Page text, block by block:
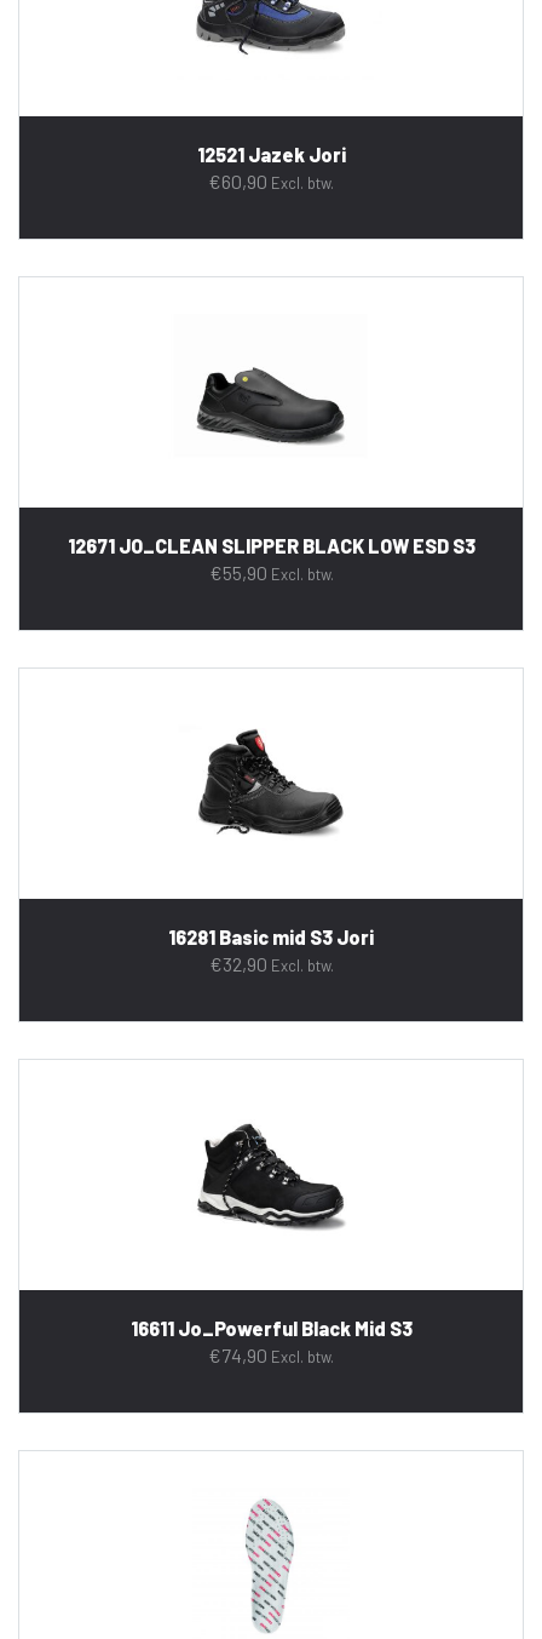
12521 Jazek Jori
€60,90 Excl. btw.
12671 JO_CLEAN SLIPPER BLACK LOW ESD S3
€55,90 Excl. btw.
16281 Basic mid S3 Jori
€32,90 Excl. btw.
16611 Jo_Powerful Black Mid S3
€74,90 Excl. btw.